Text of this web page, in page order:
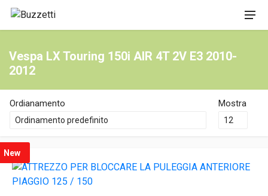
Vespa LX Touring 150i AIR 4T 2V E3 2010-
2012
Ordianamento Mostra
New